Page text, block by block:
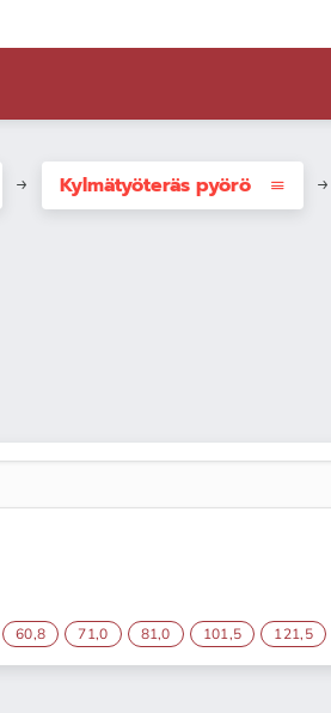
Kylmätyöteräs pyörö
60,8 71,0 81,0 101,5 121,5